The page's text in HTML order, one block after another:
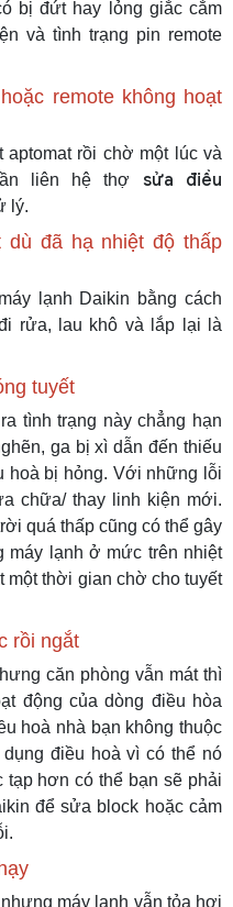
bị đứt hay lỏng giắc cắm
và tình trạng pin remote
remote không hoạt
aptomat rồi chờ một lúc và
liên hệ thợ sửa điều
lý.
dù đã hạ nhiệt độ thấp
lạnh Daikin bằng cách
rửa, lau khô và lắp lại là
tuyết
tình trạng này chẳng hạn
ga bị xì dẫn đến thiếu
hoà bị hỏng. Với những lỗi
chữa/ thay linh kiện mới.
quá thấp cũng có thể gây
máy lạnh ở mức trên nhiệt
một thời gian chờ cho tuyết
rồi ngắt
căn phòng vẫn mát thì
động của dòng điều hòa
hoà nhà bạn không thuộc
điều hoà vì có thể nó
hơn có thể bạn sẽ phải
để sửa block hoặc cảm
máy lạnh vẫn tỏa hơi